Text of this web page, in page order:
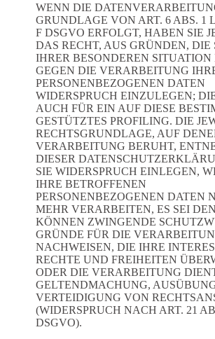
WENN DIE
GRUNDLAGE VON ART. 6 ABS. 1
F DSGVO ERFOLGT, HABEN SIE
DAS RECHT, AUS GRÜNDEN, DIE
IHRER BESONDEREN SITUATION
GEGEN DIE VERARBEITUNG
PERSONENBEZOGENEN DATEN
WIDERSPRUCH EINZULEGEN;
AUCH FÜR EIN AUF DIESE
GESTÜTZTES PROFILING. DIE
RECHTSGRUNDLAGE, AUF
VERARBEITUNG BERUHT,
DIESER
SIE WIDERSPRUCH EINLEGEN,
IHRE BETROFFENEN
PERSONENBEZOGENEN DATEN
MEHR VERARBEITEN, ES SEI
KÖNNEN ZWINGENDE
GRÜNDE FÜR DIE
NACHWEISEN, DIE IHRE
RECHTE UND FREIHEITEN
ODER DIE VERARBEITUNG
GELTENDMACHUNG,
VERTEIDIGUNG VON
(WIDERSPRUCH NACH ART. 21
DSGVO).